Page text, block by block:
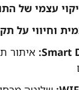
עצמי של
וחיווי על
Smart איתור